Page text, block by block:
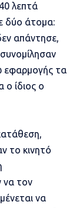
λεπτά
δύο άτομα:
απάντησε,
εφαρμογής τα
ο ίδιος ο
το κινητό
να τον
να